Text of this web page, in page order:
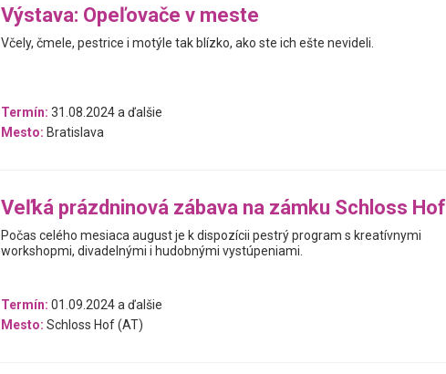
Výstava: Opeľovače v meste
Včely, čmele, pestrice i motýle tak blízko, ako ste ich ešte nevideli.
Termín: 31.08.2024 a ďalšie
Mesto: Bratislava
Veľká prázdninová zábava na zámku Schloss Hof
Počas celého mesiaca august je k dispozícii pestrý program s kreatívnymi
workshopmi, divadelnými i hudobnými vystúpeniami.
Termín: 01.09.2024 a ďalšie
Mesto: Schloss Hof (AT)